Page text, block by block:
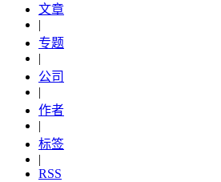
文章
|
专题
|
公司
|
作者
|
标签
|
RSS